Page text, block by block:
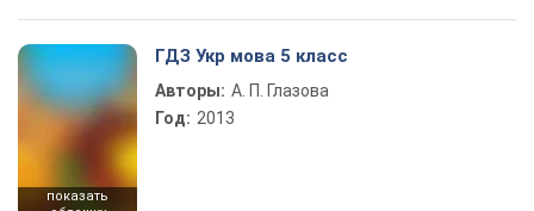
показать
ГДЗ Укр мова 5 класс
Авторы: А. П. Глазова
Год: 2013